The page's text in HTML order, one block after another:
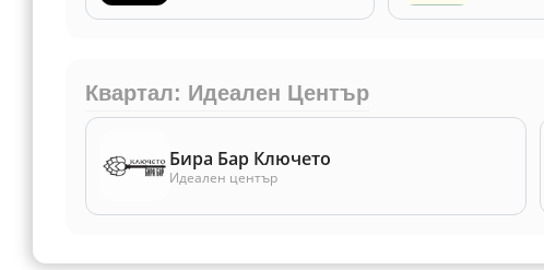
Квартал: Идеален Център
Бира Бар Ключето
Идеален център